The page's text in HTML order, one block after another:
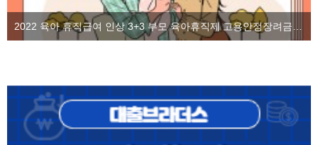
2022 육아 휴직급여 인상 3+3 부모 육아휴직제 고용안정장려금을 알아보자